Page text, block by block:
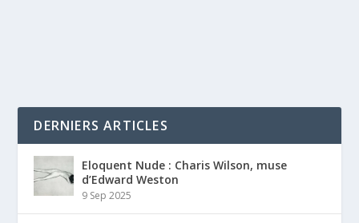
DERNIERS ARTICLES
Eloquent Nude : Charis Wilson, muse
d’Edward Weston
9 Sep 2025